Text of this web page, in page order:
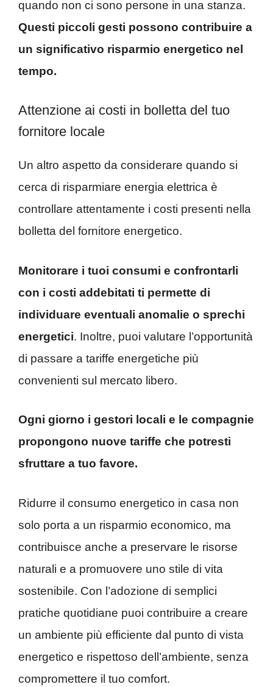
quando non ci sono persone in una stanza.
Questi piccoli gesti possono contribuire a
un significativo risparmio energetico nel
tempo.
Attenzione ai costi in bolletta del tuo
fornitore locale
Un altro aspetto da considerare quando si
cerca di risparmiare energia elettrica è
controllare attentamente i costi presenti nella
bolletta del fornitore energetico.
Monitorare i tuoi consumi e confrontarli
con i costi addebitati ti permette di
individuare eventuali anomalie o sprechi
energetici. Inoltre, puoi valutare l’opportunità
di passare a tariffe energetiche più
convenienti sul mercato libero.
Ogni giorno i gestori locali e le compagnie
propongono nuove tariffe che potresti
sfruttare a tuo favore.
Ridurre il consumo energetico in casa non
solo porta a un risparmio economico, ma
contribuisce anche a preservare le risorse
naturali e a promuovere uno stile di vita
sostenibile. Con l’adozione di semplici
pratiche quotidiane puoi contribuire a creare
un ambiente più efficiente dal punto di vista
energetico e rispettoso dell’ambiente, senza
compromettere il tuo comfort.